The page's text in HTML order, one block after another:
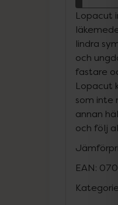
Lopacut
lindra
och
fastare
Lopacut
som inte
annan
och följ
EAN: